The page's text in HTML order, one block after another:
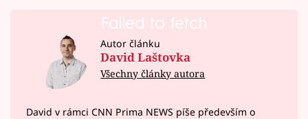
Failed to fetch
Autor článku
David Laštovka
Všechny články autora
David v rámci CNN Prima NEWS píše především o